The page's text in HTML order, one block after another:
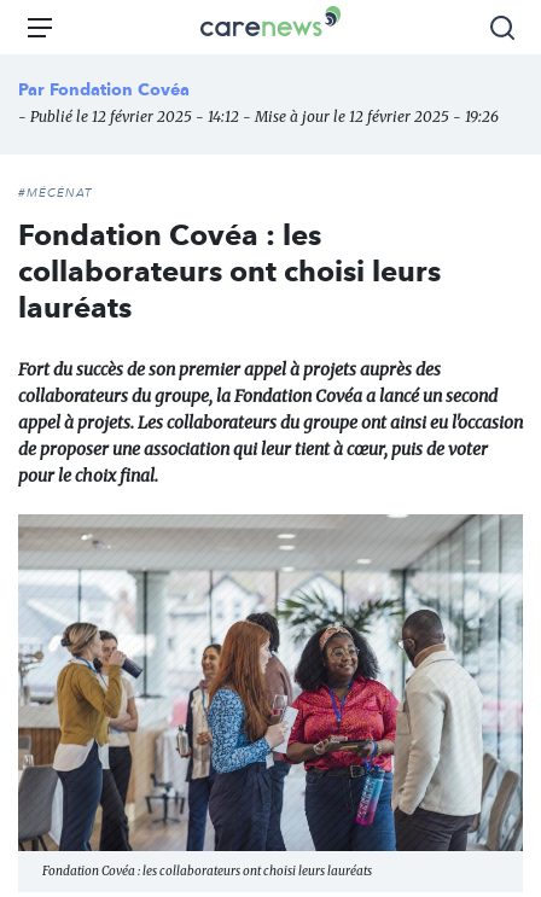
Aller
principal
Carenews,
des
Menu
Par Fondation Covéa
- Publié le 12 février 2025 - 14:12 - Mise à jour le 12 février 2025 - 19:26
#MÉCÉNAT
Fondation Covéa : les
collaborateurs ont choisi leurs
lauréats
Fort du succès de son premier appel à projets auprès des
collaborateurs du groupe, la Fondation Covéa a lancé un second
appel à projets. Les collaborateurs du groupe ont ainsi eu l'occasion
de proposer une association qui leur tient à cœur, puis de voter
pour le choix final.
Fondation Covéa : les collaborateurs ont choisi leurs lauréats